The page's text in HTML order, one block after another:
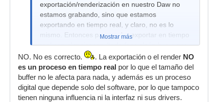
exportación/renderización en nuestro Daw no
estamos grabando, sino que estamos
exportando en tiempo real, y claro, no es lo
mismo. Entonces para poder exportar en tiempo
real con el mejor resultado (por algún bus o por
el canal master), al ser una exportación en
tiempo real, necesitaríamos usar un buffer
grande o el mismo buffer que estemos usando
para editar/trabajar la mezcla, como por ejemplo
uno de 1024 samples, para que el procesador le
Mostrar más
NO. No es correcto. . La exportación o el render NO
es un proceso en tiempo real por lo que el tamaño del
buffer no le afecta para nada, y además es un proceso
digital que depende solo del software, por lo que tampoco
tienen ninguna influencia ni la interfaz ni sus drivers.